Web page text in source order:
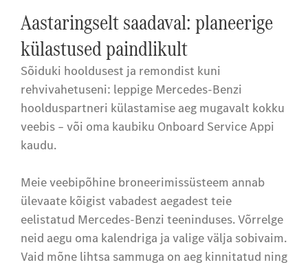
Aastaringselt saadaval: planeerige
külastused paindlikult
Sõiduki hooldusest ja remondist kuni
rehvivahetuseni: leppige Mercedes-Benzi
hoolduspartneri külastamise aeg mugavalt kokku
veebis – või oma kaubiku Onboard Service Appi
kaudu.
Meie veebipõhine broneerimissüsteem annab
ülevaate kõigist vabadest aegadest teie
eelistatud Mercedes-Benzi teeninduses. Võrrelge
neid aegu oma kalendriga ja valige välja sobivaim.
Vaid mõne lihtsa sammuga on aeg kinnitatud ning